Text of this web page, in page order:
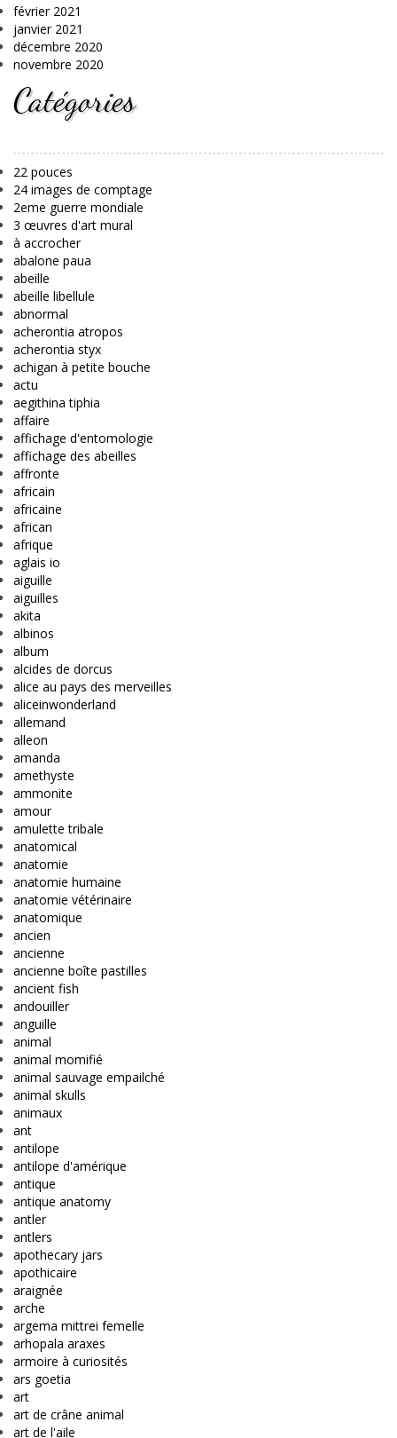
février 2021
janvier 2021
décembre 2020
novembre 2020
Catégories
22 pouces
24 images de comptage
2eme guerre mondiale
3 œuvres d'art mural
à accrocher
abalone paua
abeille
abeille libellule
abnormal
acherontia atropos
acherontia styx
achigan à petite bouche
actu
aegithina tiphia
affaire
affichage d'entomologie
affichage des abeilles
affronte
africain
africaine
african
afrique
aglais io
aiguille
aiguilles
akita
albinos
album
alcides de dorcus
alice au pays des merveilles
aliceinwonderland
allemand
alleon
amanda
amethyste
ammonite
amour
amulette tribale
anatomical
anatomie
anatomie humaine
anatomie vétérinaire
anatomique
ancien
ancienne
ancienne boîte pastilles
ancient fish
andouiller
anguille
animal
animal momifié
animal sauvage empailché
animal skulls
animaux
ant
antilope
antilope d'amérique
antique
antique anatomy
antler
antlers
apothecary jars
apothicaire
araignée
arche
argema mittrei femelle
arhopala araxes
armoire à curiosités
ars goetia
art
art de crâne animal
art de l'aile